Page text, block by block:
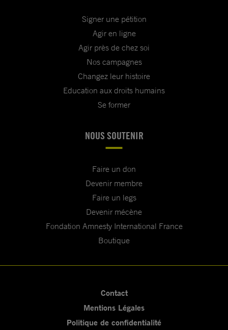
Signer une pétition
Agir en ligne
Agir près de chez soi
Nos campagnes
Changez leur histoire
Education aux droits humains
Se former
NOUS SOUTENIR
Faire un don
Devenir membre
Faire un legs
Devenir mécène
Fondation Amnesty International France
Boutique
Contact
Mentions Légales
Politique de confidentialité